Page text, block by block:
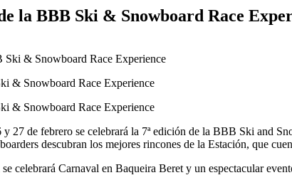
la BBB Ski & Snowboard Race
& Snowboard Race Experience
& Snowboard Race Experience
27 de febrero se celebrará la 7ª edición de la BBB Ski and
descubran los mejores rincones de la Estación, que
celebrará Carnaval en Baqueira Beret y un espectacular